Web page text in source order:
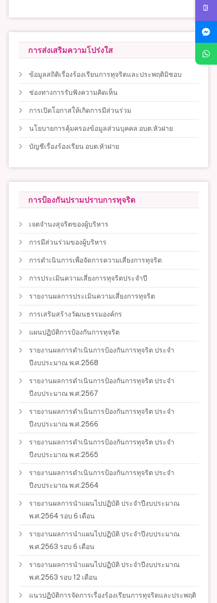
การส่งเสริมความโปร่งใส
ข้อมูลสถิติเรื่องร้องเรียนการทุจริตและประพฤติมิชอบ
ช่องทางการรับฟังความคิดเห็น
การเปิดโอกาสให้เกิดการมีส่วนร่วม
นโยบายการคุ้มครองข้อมูลส่วนบุคคล อบต.หัวฝาย
บัญชีเรื่องร้องเรียน อบต.หัวฝาย
การป้องกันปรามปราบการทุจริต
เจตจำนงสุจริตของผู้บริหาร
การมีส่วนร่วมของผู้บริหาร
การดำเนินการเพื่อจัดการความเสี่ยงการทุจริต
การประเมินความเสี่ยงการทุจริตประจำปี
รายงานผลการประเมินความเสี่ยงการทุจริต
การเสริมสร้างวัฒนธรรมองค์กร
แผนปฏิบัติการป้องกันการทุจริต
รายงานผลการดำเนินการป้องกันการทุจริต ประจำ
ปีงบประมาณ พ.ศ.2568
รายงานผลการดำเนินการป้องกันการทุจริต ประจำ
ปีงบประมาณ พ.ศ.2567
รายงานผลการดำเนินการป้องกันการทุจริต ประจำ
ปีงบประมาณ พ.ศ.2566
รายงานผลการดำเนินการป้องกันการทุจริต ประจำ
ปีงบประมาณ พ.ศ.2565
รายงานผลการดำเนินการป้องกันการทุจริต ประจำ
ปีงบประมาณ พ.ศ.2564
รายงานผลการนำแผนไปปฏิบัติ ประจำปีงบประมาณ
พ.ศ.2564 รอบ 6 เดือน
รายงานผลการนำแผนไปปฏิบัติ ประจำปีงบประมาณ
พ.ศ.2563 รอบ 6 เดือน
รายงานผลการนำแผนไปปฏิบัติ ประจำปีงบประมาณ
พ.ศ.2563 รอบ 12 เดือน
แนวปฏิบัติการจัดการเรื่องร้องเรียนการทุจริตและประพฤติ